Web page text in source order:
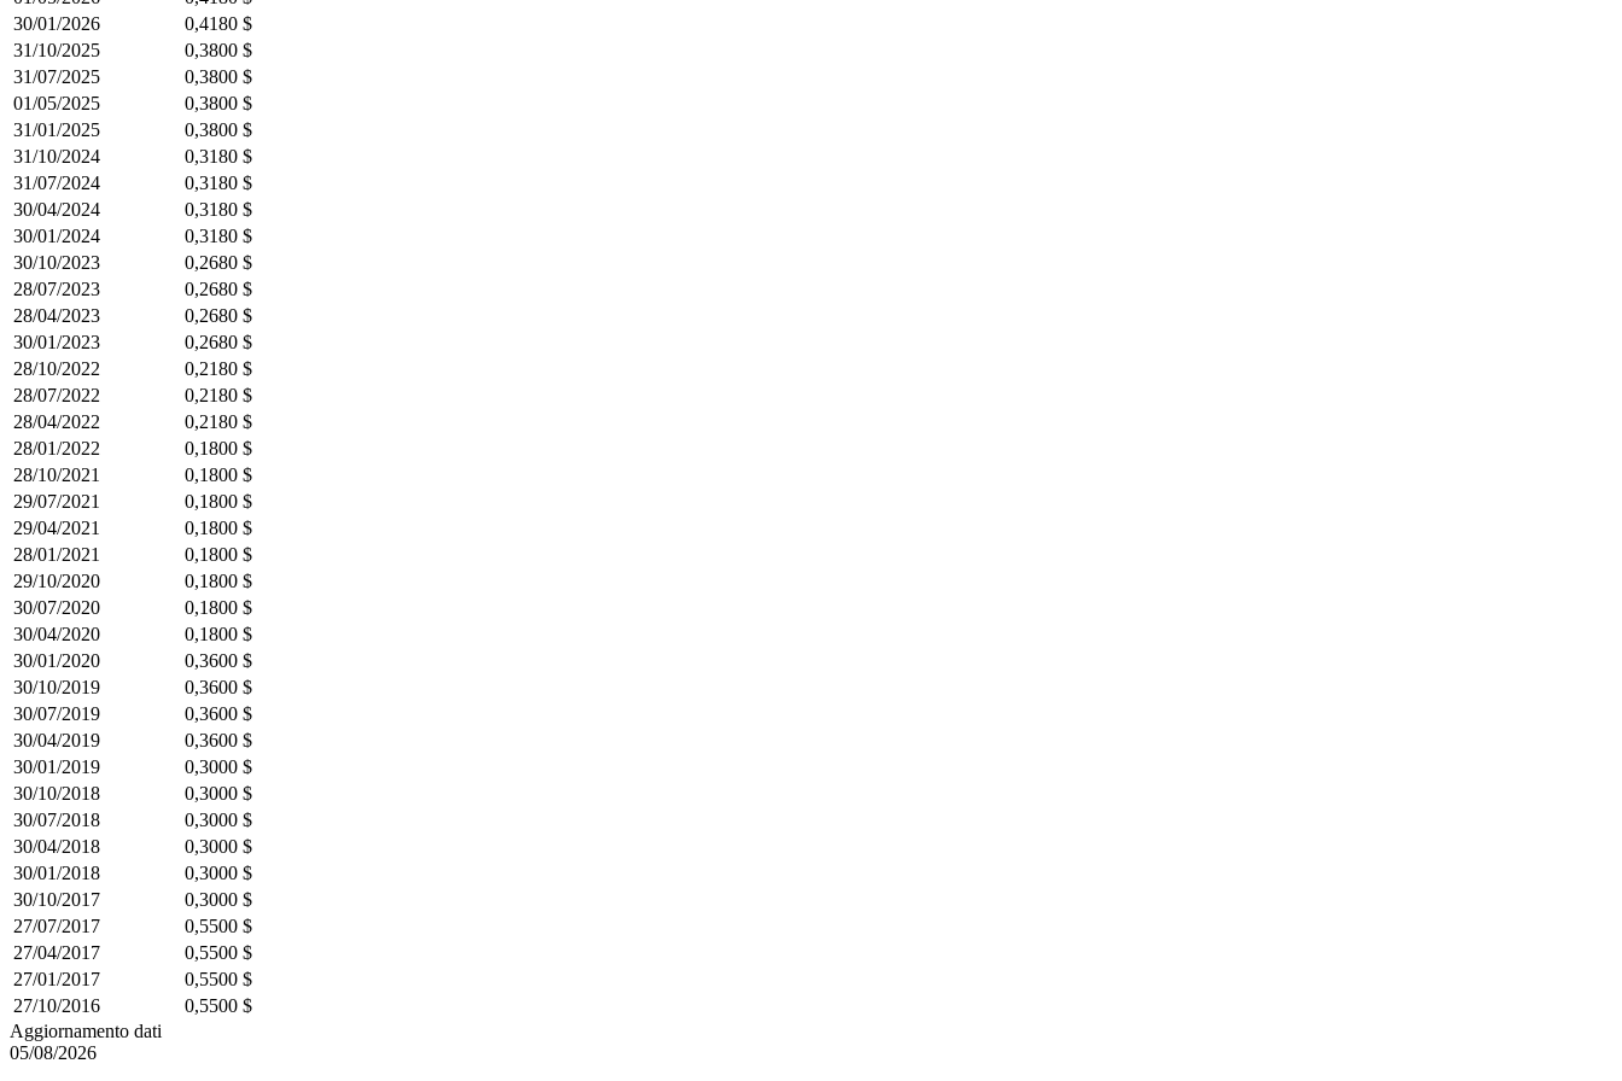
30/01/2026
0,4180 $
31/10/2025
0,3800 $
31/07/2025
0,3800 $
01/05/2025
0,3800 $
31/01/2025
0,3800 $
31/10/2024
0,3180 $
31/07/2024
0,3180 $
30/04/2024
0,3180 $
30/01/2024
0,3180 $
30/10/2023
0,2680 $
28/07/2023
0,2680 $
28/04/2023
0,2680 $
30/01/2023
0,2680 $
28/10/2022
0,2180 $
28/07/2022
0,2180 $
28/04/2022
0,2180 $
28/01/2022
0,1800 $
28/10/2021
0,1800 $
29/07/2021
0,1800 $
29/04/2021
0,1800 $
28/01/2021
0,1800 $
29/10/2020
0,1800 $
30/07/2020
0,1800 $
30/04/2020
0,1800 $
30/01/2020
0,3600 $
30/10/2019
0,3600 $
30/07/2019
0,3600 $
30/04/2019
0,3600 $
30/01/2019
0,3000 $
30/10/2018
0,3000 $
30/07/2018
0,3000 $
30/04/2018
0,3000 $
30/01/2018
0,3000 $
30/10/2017
0,3000 $
27/07/2017
0,5500 $
27/04/2017
0,5500 $
27/01/2017
0,5500 $
27/10/2016
0,5500 $
Aggiornamento dati
05/08/2026